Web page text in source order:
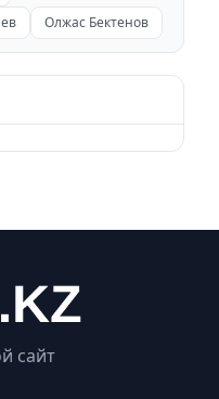
Олжас Бектенов
сайт